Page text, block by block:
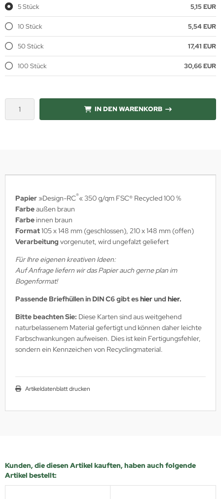
5 Stück 5,15 EUR
10 Stück 5,54 EUR
50 Stück 17,41 EUR
100 Stück 30,66 EUR
IN DEN WARENKORB
Papier »Design-RC®« 350 g/qm FSC® Recycled 100 %
Farbeaußen braun
Farbe innen braun
Format105 x 148 mm (geschlossen), 210 x 148 mm (offen)
Verarbeitung vorgenutet, wird ungefalzt geliefert
Für Ihre eigenen kreativen Ideen:
Auf Anfrage liefern wir das Papier auch gerne plan im
Bogenformat!
Passende Briefhüllen in DIN C6 gibt eshierund hier.
Bitte beachten Sie: Diese Karten sind aus weitgehend
naturbelassenem Material gefertigt und können daher leichte
Farbschwankungen aufweisen. Dies ist kein Fertigungsfehler,
sondern ein Kennzeichen von Recyclingmaterial.
Artikeldatenblatt drucken
Kunden, die diesen Artikel kauften, haben auch folgende
Artikel bestellt: